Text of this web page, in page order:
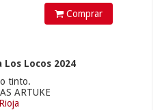
Comprar
Los Locos 2024
tinto.
ARTUKE
Rioja
23.98€